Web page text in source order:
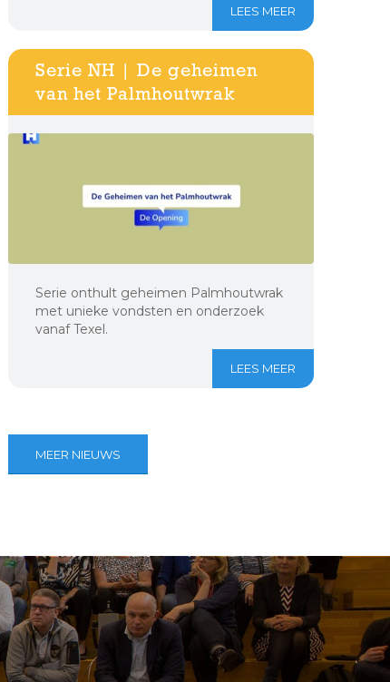
LEES MEER
Serie NH | De geheimen
van het Palmhoutwrak
Serie onthult geheimen Palmhoutwrak
met unieke vondsten en onderzoek
vanaf Texel.
LEES MEER
MEER NIEUWS